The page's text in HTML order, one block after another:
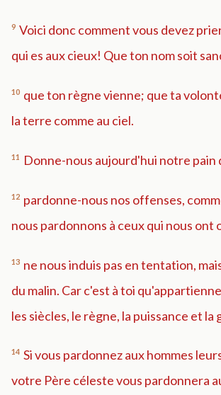
9 Voici donc comment vous devez
qui es aux cieux! Que ton nom soit
10 que ton règne vienne; que ta
la terre comme au ciel.
11 Donne-nous aujourd'hui notre pain
12 pardonne-nous nos offenses,
nous pardonnons à ceux qui nous ont
13 ne nous induis pas en tentation,
du malin. Car c'est à toi
les siècles, le règne, la puissance et la
14 Si vous pardonnez aux hommes
votre Père céleste vous pardonnera